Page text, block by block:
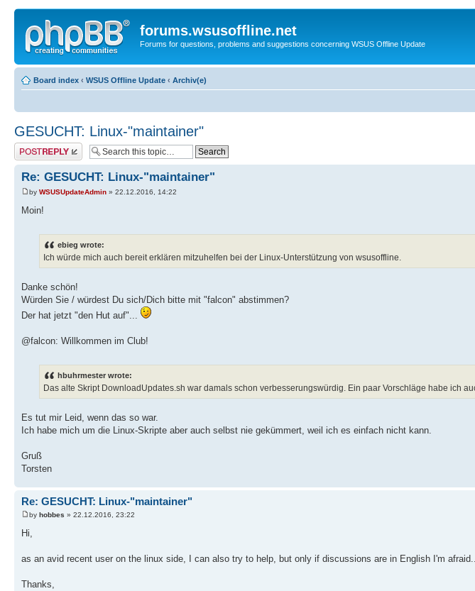
forums.wsusoffline.net
Forums for questions, problems and suggestions concerning WSUS Offline Update
Board index ‹ WSUS Offline Update ‹ Archiv(e)
GESUCHT: Linux-"maintainer"
Post a reply
Re: GESUCHT: Linux-"maintainer"
by WSUSUpdateAdmin » 22.12.2016, 14:22
Moin!
ebieg wrote:
Ich würde mich auch bereit erklären mitzuhelfen bei der Linux-Unterstützung von wsusoffline.
Danke schön!
Würden Sie / würdest Du sich/Dich bitte mit "falcon" abstimmen?
Der hat jetzt "den Hut auf"...
@falcon: Willkommen im Club!
hbuhrmester wrote:
Das alte Skript DownloadUpdates.sh war damals schon verbesserungswürdig. Ein paar Vorschläge habe ich
Es tut mir Leid, wenn das so war.
Ich habe mich um die Linux-Skripte aber auch selbst nie gekümmert, weil ich es einfach nicht kann.
Gruß
Torsten
Re: GESUCHT: Linux-"maintainer"
by hobbes » 22.12.2016, 23:22
Hi,
as an avid recent user on the linux side, I can also try to help, but only if discussions are in English I'm
Thanks,